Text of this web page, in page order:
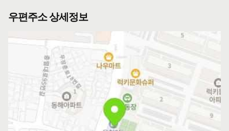
우편주소 상세정보